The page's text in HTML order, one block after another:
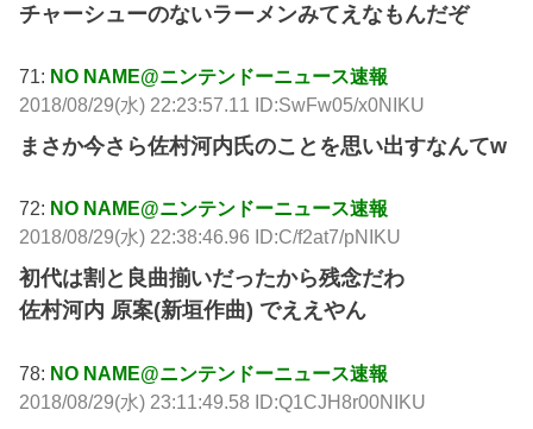
チャーシューのないラーメンみてえなもんだぞ
71: NO NAME@ニンテンドーニュース速報
2018/08/29(水) 22:23:57.11 ID:SwFw05/x0NIKU
まさか今さら佐村河内氏のことを思い出すなんてw
72: NO NAME@ニンテンドーニュース速報
2018/08/29(水) 22:38:46.96 ID:C/f2at7/pNIKU
初代は割と良曲揃いだったから残念だわ
佐村河内 原案(新垣作曲) でええやん
78: NO NAME@ニンテンドーニュース速報
2018/08/29(水) 23:11:49.58 ID:Q1CJH8r00NIKU